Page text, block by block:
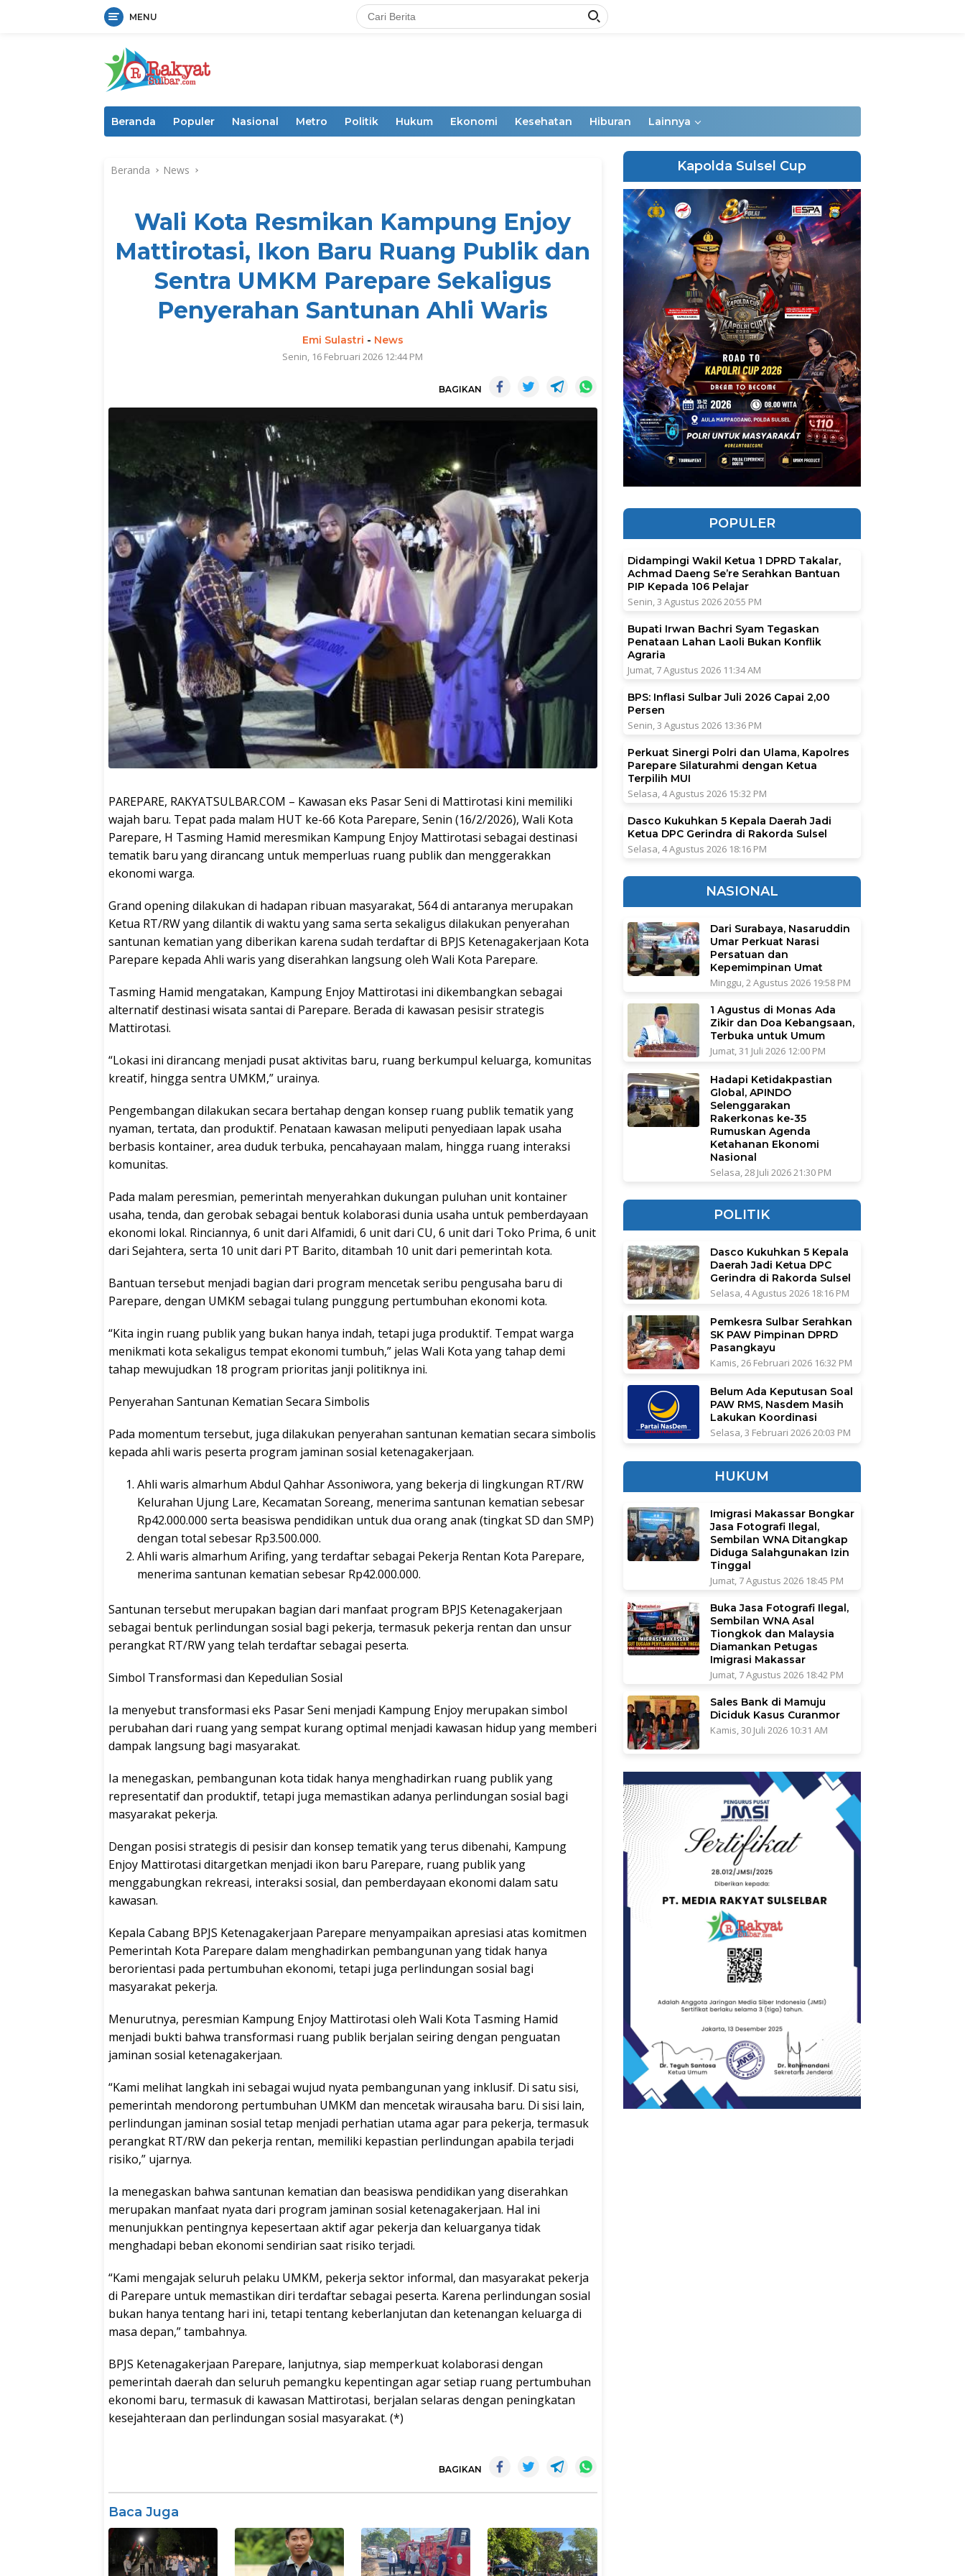
MENU
Beranda Populer Nasional Metro Politik Hukum Ekonomi Kesehatan Hiburan Lainnya
Beranda News
Wali Kota Resmikan Kampung Enjoy
Mattirotasi, Ikon Baru Ruang Publik dan
Sentra UMKM Parepare Sekaligus
Penyerahan Santunan Ahli Waris
Emi Sulastri - News
Senin, 16 Februari 2026 12:44 PM
BAGIKAN
PAREPARE, RAKYATSULBAR.COM – Kawasan eks Pasar Seni di Mattirotasi kini memiliki
wajah baru. Tepat pada malam HUT ke-66 Kota Parepare, Senin (16/2/2026), Wali Kota
Parepare, H Tasming Hamid meresmikan Kampung Enjoy Mattirotasi sebagai destinasi
tematik baru yang dirancang untuk memperluas ruang publik dan menggerakkan
ekonomi warga.
Grand opening dilakukan di hadapan ribuan masyarakat, 564 di antaranya merupakan
Ketua RT/RW yang dilantik di waktu yang sama serta sekaligus dilakukan penyerahan
santunan kematian yang diberikan karena sudah terdaftar di BPJS Ketenagakerjaan Kota
Parepare kepada Ahli waris yang diserahkan langsung oleh Wali Kota Parepare.
Tasming Hamid mengatakan, Kampung Enjoy Mattirotasi ini dikembangkan sebagai
alternatif destinasi wisata santai di Parepare. Berada di kawasan pesisir strategis
Mattirotasi.
“Lokasi ini dirancang menjadi pusat aktivitas baru, ruang berkumpul keluarga, komunitas
kreatif, hingga sentra UMKM,” urainya.
Pengembangan dilakukan secara bertahap dengan konsep ruang publik tematik yang
nyaman, tertata, dan produktif. Penataan kawasan meliputi penyediaan lapak usaha
berbasis kontainer, area duduk terbuka, pencahayaan malam, hingga ruang interaksi
komunitas.
Pada malam peresmian, pemerintah menyerahkan dukungan puluhan unit kontainer
usaha, tenda, dan gerobak sebagai bentuk kolaborasi dunia usaha untuk pemberdayaan
ekonomi lokal. Rinciannya, 6 unit dari Alfamidi, 6 unit dari CU, 6 unit dari Toko Prima, 6 unit
dari Sejahtera, serta 10 unit dari PT Barito, ditambah 10 unit dari pemerintah kota.
Bantuan tersebut menjadi bagian dari program mencetak seribu pengusaha baru di
Parepare, dengan UMKM sebagai tulang punggung pertumbuhan ekonomi kota.
“Kita ingin ruang publik yang bukan hanya indah, tetapi juga produktif. Tempat warga
menikmati kota sekaligus tempat ekonomi tumbuh,” jelas Wali Kota yang tahap demi
tahap mewujudkan 18 program prioritas janji politiknya ini.
Penyerahan Santunan Kematian Secara Simbolis
Pada momentum tersebut, juga dilakukan penyerahan santunan kematian secara simbolis
kepada ahli waris peserta program jaminan sosial ketenagakerjaan.
Ahli waris almarhum Abdul Qahhar Assoniwora, yang bekerja di lingkungan RT/RW
Kelurahan Ujung Lare, Kecamatan Soreang, menerima santunan kematian sebesar
Rp42.000.000 serta beasiswa pendidikan untuk dua orang anak (tingkat SD dan SMP)
dengan total sebesar Rp3.500.000.
Ahli waris almarhum Arifing, yang terdaftar sebagai Pekerja Rentan Kota Parepare,
menerima santunan kematian sebesar Rp42.000.000.
Santunan tersebut merupakan bagian dari manfaat program BPJS Ketenagakerjaan
sebagai bentuk perlindungan sosial bagi pekerja, termasuk pekerja rentan dan unsur
perangkat RT/RW yang telah terdaftar sebagai peserta.
Simbol Transformasi dan Kepedulian Sosial
Ia menyebut transformasi eks Pasar Seni menjadi Kampung Enjoy merupakan simbol
perubahan dari ruang yang sempat kurang optimal menjadi kawasan hidup yang memberi
dampak langsung bagi masyarakat.
Ia menegaskan, pembangunan kota tidak hanya menghadirkan ruang publik yang
representatif dan produktif, tetapi juga memastikan adanya perlindungan sosial bagi
masyarakat pekerja.
Dengan posisi strategis di pesisir dan konsep tematik yang terus dibenahi, Kampung
Enjoy Mattirotasi ditargetkan menjadi ikon baru Parepare, ruang publik yang
menggabungkan rekreasi, interaksi sosial, dan pemberdayaan ekonomi dalam satu
kawasan.
Kepala Cabang BPJS Ketenagakerjaan Parepare menyampaikan apresiasi atas komitmen
Pemerintah Kota Parepare dalam menghadirkan pembangunan yang tidak hanya
berorientasi pada pertumbuhan ekonomi, tetapi juga perlindungan sosial bagi
masyarakat pekerja.
Menurutnya, peresmian Kampung Enjoy Mattirotasi oleh Wali Kota Tasming Hamid
menjadi bukti bahwa transformasi ruang publik berjalan seiring dengan penguatan
jaminan sosial ketenagakerjaan.
“Kami melihat langkah ini sebagai wujud nyata pembangunan yang inklusif. Di satu sisi,
pemerintah mendorong pertumbuhan UMKM dan mencetak wirausaha baru. Di sisi lain,
perlindungan jaminan sosial tetap menjadi perhatian utama agar para pekerja, termasuk
perangkat RT/RW dan pekerja rentan, memiliki kepastian perlindungan apabila terjadi
risiko,” ujarnya.
Ia menegaskan bahwa santunan kematian dan beasiswa pendidikan yang diserahkan
merupakan manfaat nyata dari program jaminan sosial ketenagakerjaan. Hal ini
menunjukkan pentingnya kepesertaan aktif agar pekerja dan keluarganya tidak
menghadapi beban ekonomi sendirian saat risiko terjadi.
“Kami mengajak seluruh pelaku UMKM, pekerja sektor informal, dan masyarakat pekerja
di Parepare untuk memastikan diri terdaftar sebagai peserta. Karena perlindungan sosial
bukan hanya tentang hari ini, tetapi tentang keberlanjutan dan ketenangan keluarga di
masa depan,” tambahnya.
BPJS Ketenagakerjaan Parepare, lanjutnya, siap memperkuat kolaborasi dengan
pemerintah daerah dan seluruh pemangku kepentingan agar setiap ruang pertumbuhan
ekonomi baru, termasuk di kawasan Mattirotasi, berjalan selaras dengan peningkatan
kesejahteraan dan perlindungan sosial masyarakat. (*)
BAGIKAN
Baca Juga
Kapolda Sulsel Cup
POPULER
Didampingi Wakil Ketua 1 DPRD Takalar,
Achmad Daeng Se’re Serahkan Bantuan
PIP Kepada 106 Pelajar
Senin, 3 Agustus 2026 20:55 PM
Bupati Irwan Bachri Syam Tegaskan
Penataan Lahan Laoli Bukan Konflik
Agraria
Jumat, 7 Agustus 2026 11:34 AM
BPS: Inflasi Sulbar Juli 2026 Capai 2,00
Persen
Senin, 3 Agustus 2026 13:36 PM
Perkuat Sinergi Polri dan Ulama, Kapolres
Parepare Silaturahmi dengan Ketua
Terpilih MUI
Selasa, 4 Agustus 2026 15:32 PM
Dasco Kukuhkan 5 Kepala Daerah Jadi
Ketua DPC Gerindra di Rakorda Sulsel
Selasa, 4 Agustus 2026 18:16 PM
NASIONAL
Dari Surabaya, Nasaruddin
Umar Perkuat Narasi
Persatuan dan
Kepemimpinan Umat
Minggu, 2 Agustus 2026 19:58 PM
1 Agustus di Monas Ada
Zikir dan Doa Kebangsaan,
Terbuka untuk Umum
Jumat, 31 Juli 2026 12:00 PM
Hadapi Ketidakpastian
Global, APINDO
Selenggarakan
Rakerkonas ke-35
Rumuskan Agenda
Ketahanan Ekonomi
Nasional
Selasa, 28 Juli 2026 21:30 PM
POLITIK
Dasco Kukuhkan 5 Kepala
Daerah Jadi Ketua DPC
Gerindra di Rakorda Sulsel
Selasa, 4 Agustus 2026 18:16 PM
Pemkesra Sulbar Serahkan
SK PAW Pimpinan DPRD
Pasangkayu
Kamis, 26 Februari 2026 16:32 PM
Belum Ada Keputusan Soal
PAW RMS, Nasdem Masih
Lakukan Koordinasi
Selasa, 3 Februari 2026 20:03 PM
HUKUM
Imigrasi Makassar Bongkar
Jasa Fotografi Ilegal,
Sembilan WNA Ditangkap
Diduga Salahgunakan Izin
Tinggal
Jumat, 7 Agustus 2026 18:45 PM
Buka Jasa Fotografi Ilegal,
Sembilan WNA Asal
Tiongkok dan Malaysia
Diamankan Petugas
Imigrasi Makassar
Jumat, 7 Agustus 2026 18:42 PM
Sales Bank di Mamuju
Diciduk Kasus Curanmor
Kamis, 30 Juli 2026 10:31 AM